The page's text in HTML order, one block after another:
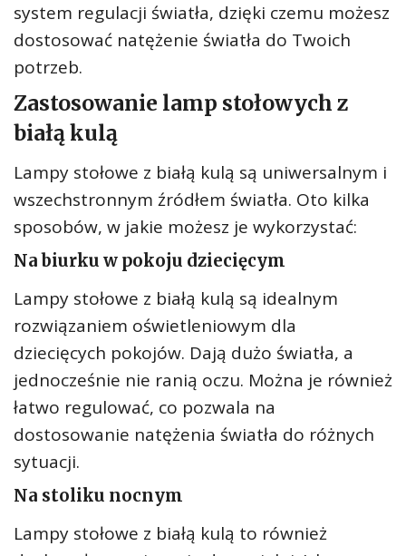
system regulacji światła, dzięki czemu możesz
dostosować natężenie światła do Twoich
potrzeb.
Zastosowanie lamp stołowych z
białą kulą
Lampy stołowe z białą kulą są uniwersalnym i
wszechstronnym źródłem światła. Oto kilka
sposobów, w jakie możesz je wykorzystać:
Na biurku w pokoju dziecięcym
Lampy stołowe z białą kulą są idealnym
rozwiązaniem oświetleniowym dla
dziecięcych pokojów. Dają dużo światła, a
jednocześnie nie ranią oczu. Można je również
łatwo regulować, co pozwala na
dostosowanie natężenia światła do różnych
sytuacji.
Na stoliku nocnym
Lampy stołowe z białą kulą to również